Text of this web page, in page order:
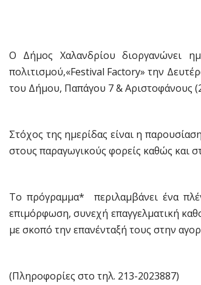
Ο Δήμος Χαλανδρίου διοργανώνει
πολιτισμού,«Festival Factory» την
του Δήμου, Παπάγου 7 & Αριστοφάνους
Στόχος της ημερίδας είναι η
στους παραγωγικούς φορείς καθώς και
Το πρόγραμμα* περιλαμβάνει ένα
επιμόρφωση, συνεχή επαγγελματική
με σκοπό την επανένταξή τους στην
(Πληροφορίες στο τηλ. 213-2023887)